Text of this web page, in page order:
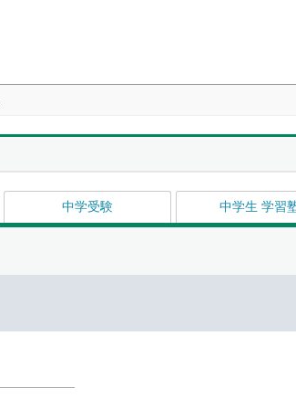
中学受験 中学生 学習